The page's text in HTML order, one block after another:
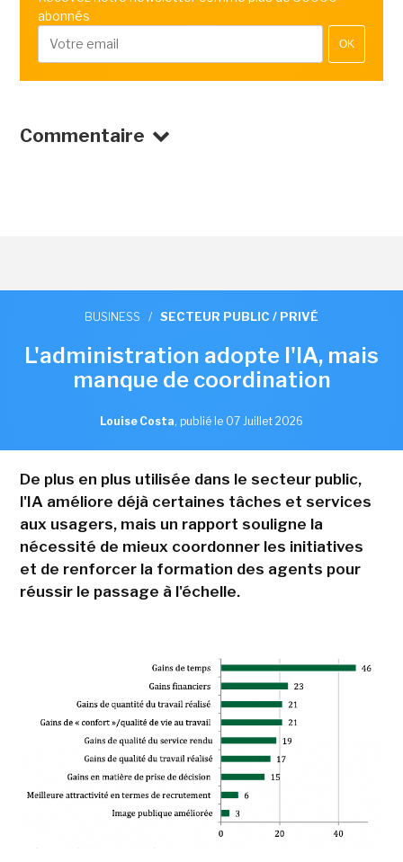
abonnés
OK
Commentaire
BUSINESS / SECTEUR PUBLIC / PRIVÉ
L'administration adopte l'IA, mais
manque de coordination
Louise Costa, publié le 07 Juillet 2026
De plus en plus utilisée dans le secteur public,
l'IA améliore déjà certaines tâches et services
aux usagers, mais un rapport souligne la
nécessité de mieux coordonner les initiatives
et de renforcer la formation des agents pour
réussir le passage à l'échelle.